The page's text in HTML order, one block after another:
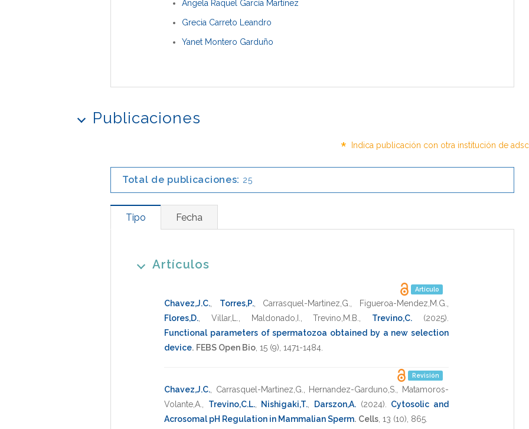
Angela Raquel García Martínez
Grecia Carreto Leandro
Yanet Montero Garduño
Publicaciones
* Indica publicación con otra institución de
Total de publicaciones: 25
Tipo Fecha
Artículos
Artículo
Chavez,J.C. Torres,P., Carrasquel-Martinez,G. Figueroa-Mendez,M.G.
Flores,D.
Villar,L. Maldonado,I. ,Trevino,M.B. Trevino,C. (2025)
Functional parameters of spermatozoa obtained by a new selection
device. FEBS Open Bio 15 (9), 1471-1484
Revisión
Chavez,J.C. Carrasquel-Martinez,G. Hernandez-Garduno,S.
Matamoros-
Volante,A.
Trevino,C.L., Nishigaki,T. Darszon,A. (2024)
Cytosolic and
Acrosomal pH Regulation in Mammalian Sperm. Cells 13 (10), 865